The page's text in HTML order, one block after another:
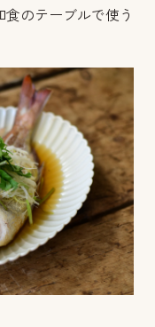
のテーブルで使う